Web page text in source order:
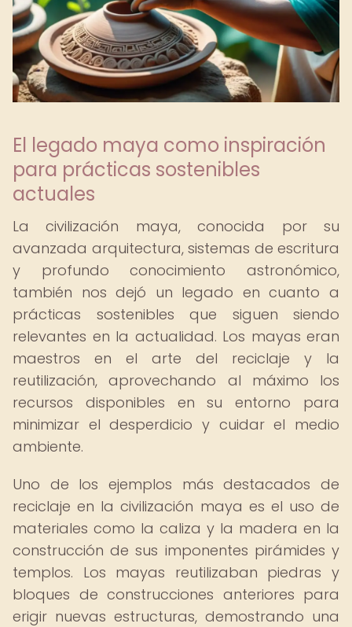
El legado maya como inspiración
para prácticas sostenibles
actuales
La civilización maya, conocida por su
avanzada arquitectura, sistemas de escritura
y profundo conocimiento astronómico,
también nos dejó un legado en cuanto a
prácticas sostenibles que siguen siendo
relevantes en la actualidad. Los mayas eran
maestros en el arte del reciclaje y la
reutilización, aprovechando al máximo los
recursos disponibles en su entorno para
minimizar el desperdicio y cuidar el medio
ambiente.
Uno de los ejemplos más destacados de
reciclaje en la civilización maya es el uso de
materiales como la caliza y la madera en la
construcción de sus imponentes pirámides y
templos. Los mayas reutilizaban piedras y
bloques de construcciones anteriores para
erigir nuevas estructuras, demostrando una